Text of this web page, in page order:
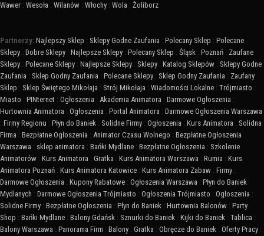
Wawer : Wesoła : Wilanów : Włochy : Wola : Żoliborz
Partnerzy: Najlepszy Sklep : Sklepy Godne Zaufania : Polecany Sklep : Polecane
Sklepy : Dobre Sklepy : Najlepsze Sklepy : Polecany Sklep : Śląsk : Poznań : Zaufane
Sklepy : Polecane Sklepy : Najlepsze Sklepy : Sklepy : Katalog Sklepów : Sklepy Godne
Zaufania : Sklep Godny Zaufania : Polecane Sklepy : Sklep Godny Zaufania : Zaufany
Sklep : Sklep Świętego Mikołaja : Strój Mikołaja : Wiadomości Lokalne : Trójmiasto :
Miasto : PINternet : Ogłoszenia : Akademia Animatora : Darmowe Ogłoszenia :
Hurtownia Animatora : Ogłoszenia : Portal Animatora : Darmowe Ogłoszenia Warszawa
: Firmy Regionu : Płyn do Baniek : Solidne Firmy : Ogłoszenia : Kurs Animatora : Solidna
Firma : Bezpłatne Ogłoszenia : Animator Czasu Wolnego : Bezpłatne Ogłoszenia
Warszawa : sklep animatora : Bańki Mydlane : Bezpłatne Ogłoszenia : Szkolenie
Animatorów : Kurs Animatora : Gratka : Kurs Animatora Warszawa : Rumia : Kurs
Animatora Poznań : Kurs Animatora Katowice : Kurs Animatora Zabaw : Firmy :
Darmowe Ogłoszenia : Kupony Rabatowe : Ogłoszenia Warszawa : Płyn do Baniek
Mydlanych : Darmowe Ogłoszenia Trójmiasto : Ogłoszenia Trójmiasto : Ogłoszenia :
Solidne Firmy : Bezpłatne Ogłoszenia : Płyn do Baniek : Hurtownia Balonów : Party
Shop : Bańki Mydlane : Balony Gdańsk : Sznurki do Baniek : Kijki do Baniek : Tablica :
Balony Warszawa : Panorama Firm : Balony : Gratka : Obręcze do Baniek : Oferty Pracy :